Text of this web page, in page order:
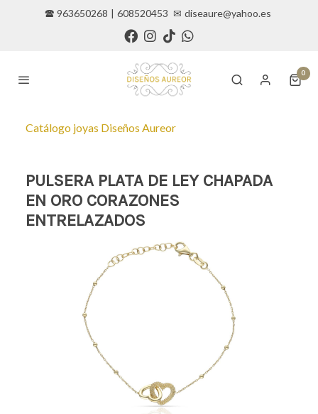
🕿 963650268 | 608520453 ✉ diseaure@yahoo.es
0
Catálogo joyas Diseños Aureor
PULSERA PLATA DE LEY CHAPADA
EN ORO CORAZONES
ENTRELAZADOS